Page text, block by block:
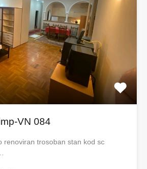
VN 084
renoviran trosoban stan kod sc